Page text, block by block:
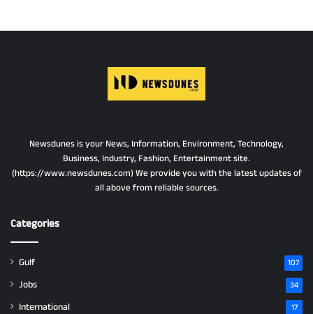
Newsdunes is your News, Information, Environment, Technology,
Business, Industry, Fashion, Entertainment site.
(https://www.newsdunes.com) We provide you with the latest updates of
all above from reliable sources.
Categories
Gulf 107
Jobs 34
International 17